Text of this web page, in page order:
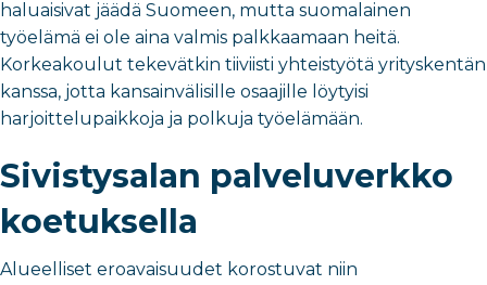
haluaisivat jäädä Suomeen, mutta suomalainen
työelämä ei ole aina valmis palkkaamaan heitä.
Korkeakoulut tekevätkin tiiviisti yhteistyötä yrityskentän
kanssa, jotta kansainvälisille osaajille löytyisi
harjoittelupaikkoja ja polkuja työelämään.
Sivistysalan palveluverkko
koetuksella
Alueelliset eroavaisuudet korostuvat niin